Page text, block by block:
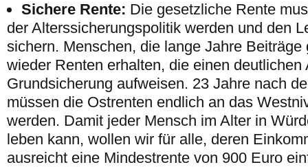
Sichere Rente: Die gesetzliche Rente
der Alterssicherungspolitik werden und den
sichern. Menschen, die lange Jahre
wieder Renten erhalten, die einen deutlichen
Grundsicherung aufweisen. 23 Jahre nach
müssen die Ostrenten endlich an das
werden. Damit jeder Mensch im Alter in
leben kann, wollen wir für alle, deren
ausreicht eine Mindestrente von 900 Euro